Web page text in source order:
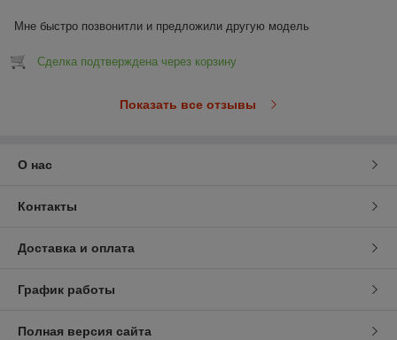
Мне быстро позвонитли и предложили другую модель
Сделка подтверждена через корзину
Показать все отзывы
О нас
Контакты
Доставка и оплата
График работы
Полная версия сайта